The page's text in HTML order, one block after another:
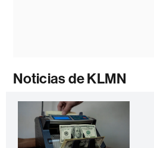
Noticias de KLMN